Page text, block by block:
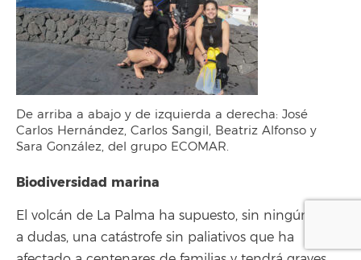
De arriba a abajo y de izquierda a derecha: José
Carlos Hernández, Carlos Sangil, Beatriz Alfonso y
Sara González, del grupo ECOMAR.
Biodiversidad marina
El volcán de La Palma ha supuesto, sin ningún lugar
a dudas, una catástrofe sin paliativos que ha